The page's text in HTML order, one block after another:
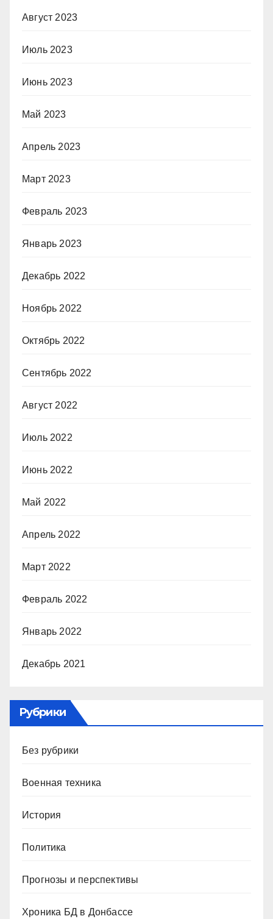
Август 2023
Июль 2023
Июнь 2023
Май 2023
Апрель 2023
Март 2023
Февраль 2023
Январь 2023
Декабрь 2022
Ноябрь 2022
Октябрь 2022
Сентябрь 2022
Август 2022
Июль 2022
Июнь 2022
Май 2022
Апрель 2022
Март 2022
Февраль 2022
Январь 2022
Декабрь 2021
Рубрики
Без рубрики
Военная техника
История
Политика
Прогнозы и перспективы
Хроника БД в Донбассе